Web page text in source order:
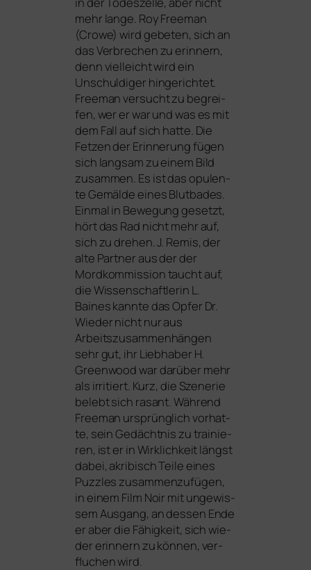
mehr lan­ge. Roy Freeman
(Crowe) wird gebe­ten, sich an
das Verbrechen zu erin­nern,
denn viel­leicht wird ein
Unschuldiger hin­ge­rich­tet.
Freeman ver­sucht zu begrei­
fen, wer er war und was es mit
dem Fall auf sich hat­te. Die
Fetzen der Erinnerung fügen
sich lang­sam zu einem Bild
zusam­men. Es ist das opu­len­
te Gemälde eines Blutbades.
Einmal in Bewegung gesetzt,
hört das Rad nicht mehr auf,
sich zu dre­hen. J. Remis, der
alte Partner aus der der
Mordkommission taucht auf,
die Wissenschaftlerin L.
Baines kann­te das Opfer Dr.
Wieder nicht nur aus
Arbeitszusammenhängen
sehr gut, ihr Liebhaber H.
Greenwood war dar­über mehr
als irri­tiert. Kurz, die Szenerie
belebt sich rasant. Während
Freeman ursprüng­lich vor­hat­
te, sein Gedächtnis zu trai­nie­
ren, ist er in Wirklichkeit längst
dabei, akri­bisch Teile eines
Puzzles zusam­men­zu­fü­gen,
in einem Film Noir mit unge­wis­
sem Ausgang, an des­sen Ende
er aber die Fähigkeit, sich wie­
der erin­nern zu kön­nen, ver­
flu­chen wird.